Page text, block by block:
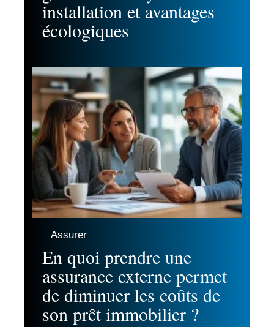
installation et avantages
écologiques
Assurer
En quoi prendre une
assurance externe permet
de diminuer les coûts de
son prêt immobilier ?